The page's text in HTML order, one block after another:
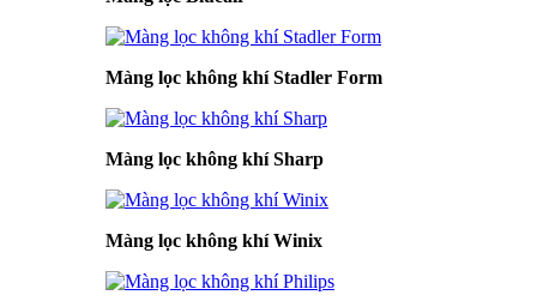
Màng lọc không khí Stadler Form
Màng lọc không khí Sharp
Màng lọc không khí Winix